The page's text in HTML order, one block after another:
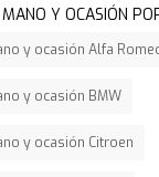
Y OCASIÓN
y ocasión Alfa
y ocasión BMW
y ocasión Citroen